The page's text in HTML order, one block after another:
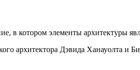
в котором элементы архитектуры
архитектора Дэвида Ханауолта и